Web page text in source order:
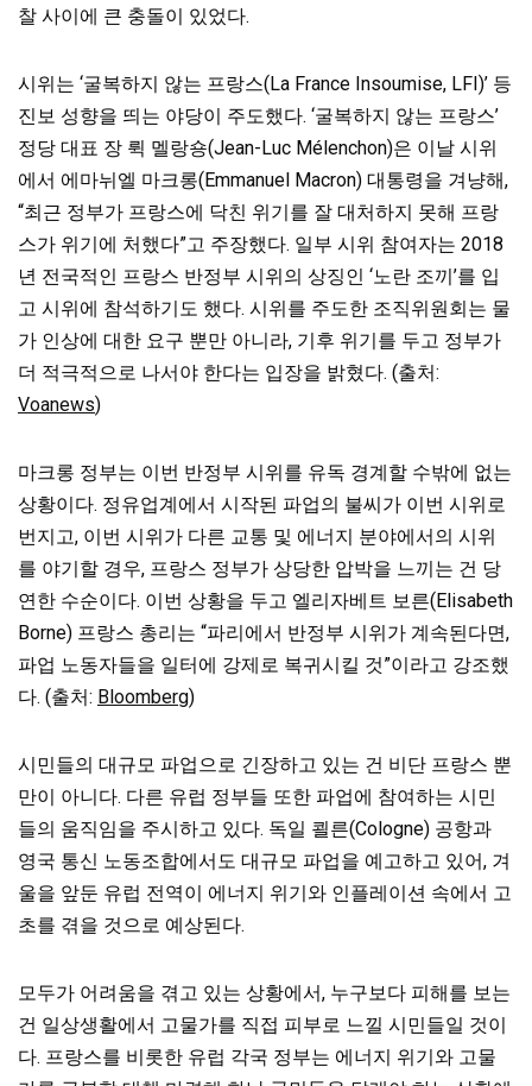
찰 사이에 큰 충돌이 있었다.
시위는 ‘굴복하지 않는 프랑스(La France Insoumise, LFI)’ 등
진보 성향을 띄는 야당이 주도했다. ‘굴복하지 않는 프랑스’
정당 대표 장 뤽 멜랑숑(Jean-Luc Mélenchon)은 이날 시위
에서 에마뉘엘 마크롱(Emmanuel Macron) 대통령을 겨냥해,
“최근 정부가 프랑스에 닥친 위기를 잘 대처하지 못해 프랑
스가 위기에 처했다”고 주장했다. 일부 시위 참여자는 2018
년 전국적인 프랑스 반정부 시위의 상징인 ‘노란 조끼’를 입
고 시위에 참석하기도 했다. 시위를 주도한 조직위원회는 물
가 인상에 대한 요구 뿐만 아니라, 기후 위기를 두고 정부가
더 적극적으로 나서야 한다는 입장을 밝혔다. (출처:
Voanews)
마크롱 정부는 이번 반정부 시위를 유독 경계할 수밖에 없는
상황이다. 정유업계에서 시작된 파업의 불씨가 이번 시위로
번지고, 이번 시위가 다른 교통 및 에너지 분야에서의 시위
를 야기할 경우, 프랑스 정부가 상당한 압박을 느끼는 건 당
연한 수순이다. 이번 상황을 두고 엘리자베트 보른(Elisabeth
Borne) 프랑스 총리는 “파리에서 반정부 시위가 계속된다면,
파업 노동자들을 일터에 강제로 복귀시킬 것”이라고 강조했
다. (출처: Bloomberg)
시민들의 대규모 파업으로 긴장하고 있는 건 비단 프랑스 뿐
만이 아니다. 다른 유럽 정부들 또한 파업에 참여하는 시민
들의 움직임을 주시하고 있다. 독일 쾰른(Cologne) 공항과
영국 통신 노동조합에서도 대규모 파업을 예고하고 있어, 겨
울을 앞둔 유럽 전역이 에너지 위기와 인플레이션 속에서 고
초를 겪을 것으로 예상된다.
모두가 어려움을 겪고 있는 상황에서, 누구보다 피해를 보는
건 일상생활에서 고물가를 직접 피부로 느낄 시민들일 것이
다. 프랑스를 비롯한 유럽 각국 정부는 에너지 위기와 고물